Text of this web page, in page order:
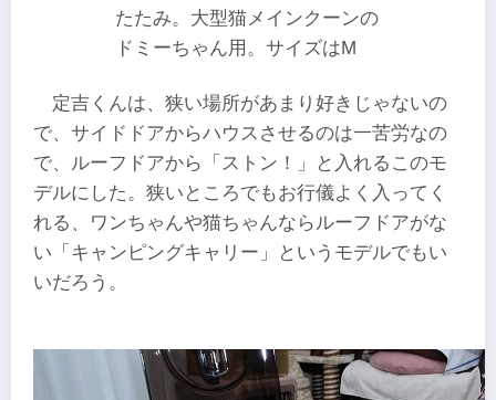
たたみ。大型猫メインクーンの
ドミーちゃん用。サイズはM
定吉くんは、狭い場所があまり好きじゃないの
で、サイドドアからハウスさせるのは一苦労なの
で、ルーフドアから「ストン！」と入れるこのモ
デルにした。狭いところでもお行儀よく入ってく
れる、ワンちゃんや猫ちゃんならルーフドアがな
い「キャンピングキャリー」というモデルでもい
いだろう。